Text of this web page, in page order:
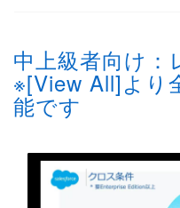
中上級者向け
※[View All]より
能です